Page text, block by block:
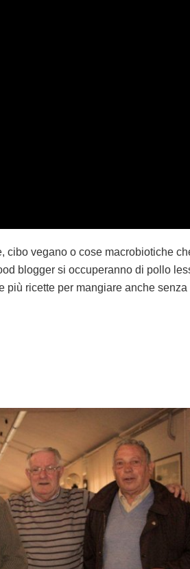
cibo vegano o cose macrobiotiche
blogger si occuperanno di pollo
più ricette per mangiare anche senza